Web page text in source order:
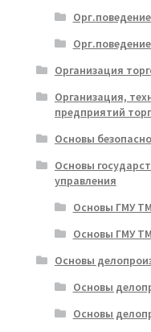
Организация
Организация,
предприятий
Основы
Основы
управления
Основы ГМУ
Основы ГМУ
Основы
Основы
Основы